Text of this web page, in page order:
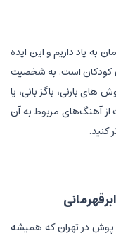
به یاد داریم و این ایده
کودکان است. به شخصیت
بارنی، باگز بانی، یا
آهنگ‌های مربوط به آن
کنید.
پوش در تهران که همیشه